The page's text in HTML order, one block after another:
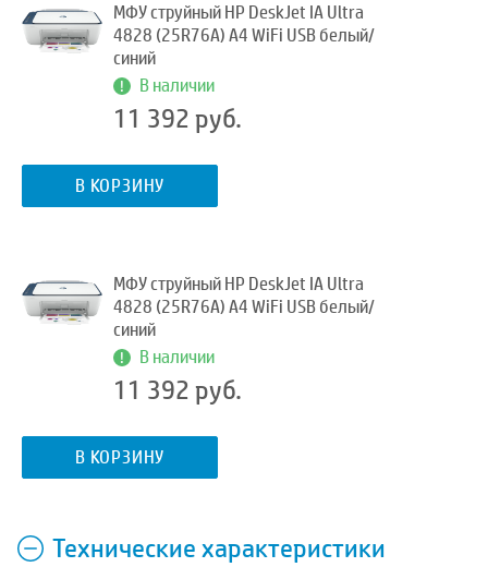
МФУ струйный HP DeskJet IA Ultra
4828 (25R76A) A4 WiFi USB белый/
синий
В наличии
11 392 руб.
В КОРЗИНУ
МФУ струйный HP DeskJet IA Ultra
4828 (25R76A) A4 WiFi USB белый/
синий
В наличии
11 392 руб.
В КОРЗИНУ
Технические характеристики